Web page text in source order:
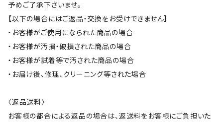
予めご了承下さいませ。
【以下の場合にはご返品・交換をお受けできません】
・お客様がご使用になられた商品の場合
・お客様が汚損・破損された商品の場合
・お客様が試着等で汚された商品の場合
・お届け後、修理、クリーニング等された場合
〈返品送料〉
お客様の都合による返品の場合は、返送料をお客様にご負担いた